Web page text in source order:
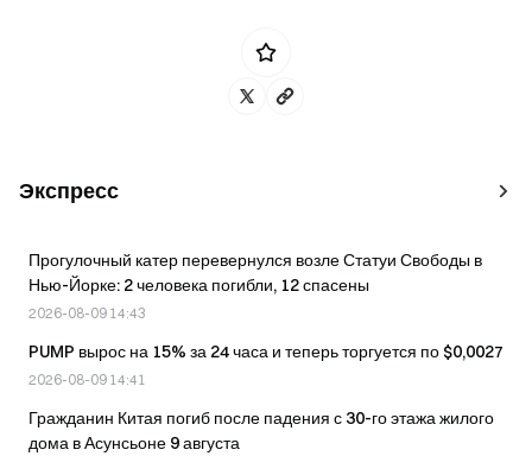
Экспресс
Прогулочный катер перевернулся возле Статуи Свободы в
Нью-Йорке: 2 человека погибли, 12 спасены
2026-08-09 14:43
PUMP вырос на 15% за 24 часа и теперь торгуется по $0,0027
2026-08-09 14:41
Гражданин Китая погиб после падения с 30-го этажа жилого
дома в Асунсьоне 9 августа